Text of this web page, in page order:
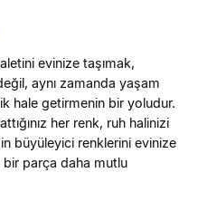
evinize taşımak,
aynı zamanda yaşam
hale getirmenin bir yoludur.
her renk, ruh halinizi
büyüleyici renklerini evinize
bir parça daha mutlu